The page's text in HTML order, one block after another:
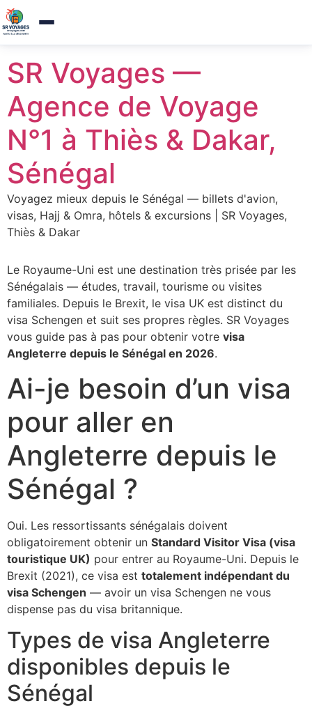
au
contenu
SR Voyages —
Agence de Voyage
N°1 à Thiès & Dakar,
Sénégal
Voyagez mieux depuis le Sénégal — billets d'avion,
visas, Hajj & Omra, hôtels & excursions | SR Voyages,
Thiès & Dakar
Le Royaume-Uni est une destination très prisée par les
Sénégalais — études, travail, tourisme ou visites
familiales. Depuis le Brexit, le visa UK est distinct du
visa Schengen et suit ses propres règles. SR Voyages
vous guide pas à pas pour obtenir votre visa
Angleterre depuis le Sénégal en 2026.
Ai-je besoin d’un visa
pour aller en
Angleterre depuis le
Sénégal ?
Oui. Les ressortissants sénégalais doivent
obligatoirement obtenir un Standard Visitor Visa (visa
touristique UK) pour entrer au Royaume-Uni. Depuis le
Brexit (2021), ce visa est totalement indépendant du
visa Schengen — avoir un visa Schengen ne vous
dispense pas du visa britannique.
Types de visa Angleterre
disponibles depuis le
Sénégal